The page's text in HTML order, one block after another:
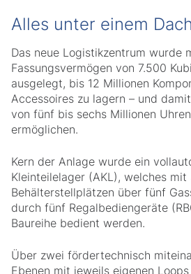
Alles unter einem Dach
Das neue Logistikzentrum wurde
Fassungsvermögen von 7.500
ausgelegt, bis 12 Millionen
Accessoires zu lagern – und
von fünf bis sechs Millionen
ermöglichen.
Kern der Anlage wurde ein
Kleinteilelager (AKL), welches mit
Behälterstellplätzen über fünf
durch fünf Regalbediengeräte
Baureihe bedient werden.
Über zwei fördertechnisch
Ebenen mit jeweils eigenen